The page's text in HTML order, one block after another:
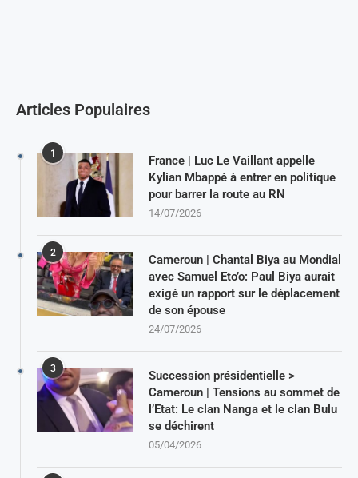
Articles Populaires
1
France | Luc Le Vaillant appelle
Kylian Mbappé à entrer en politique
pour barrer la route au RN
14/07/2026
2
Cameroun | Chantal Biya au Mondial
avec Samuel Eto’o: Paul Biya aurait
exigé un rapport sur le déplacement
de son épouse
24/07/2026
3
Succession présidentielle >
Cameroun | Tensions au sommet de
l’Etat: Le clan Nanga et le clan Bulu
se déchirent
05/04/2026